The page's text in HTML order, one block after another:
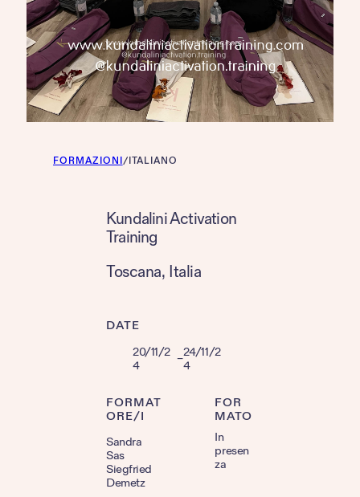
FORMAZIONI/ITALIANO
Kundalini Activation
Training
Toscana, Italia
DATE
20/11/2
4
–24/11/2
4
FORMAT
ORE/I
Sandra
Sas
Siegfried
Demetz
FOR
MATO
In
presen
za